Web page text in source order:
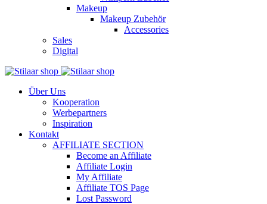
Makeup
Makeup Zubehör
Accessories
Sales
Digital
Über Uns
Kooperation
Werbepartners
Inspiration
Kontakt
AFFILIATE SECTION
Become an Affiliate
Affiliate Login
My Affiliate
Affiliate TOS Page
Lost Password